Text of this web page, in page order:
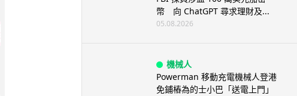
幣 向 ChatGPT 尋求理財及...
05.08.2026
機械人
Powerman 移動充電機械人登港
免鋪樁為的士小巴「送電上門」